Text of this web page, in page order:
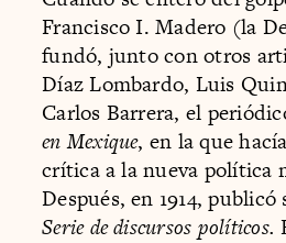
Francisco I. Madero (la
fundó, junto con otros
Díaz Lombardo, Luis
Carlos Barrera, el
en Mexique, en la que
crítica a la nueva política
Después, en 1914,
Serie de discursos políticos.